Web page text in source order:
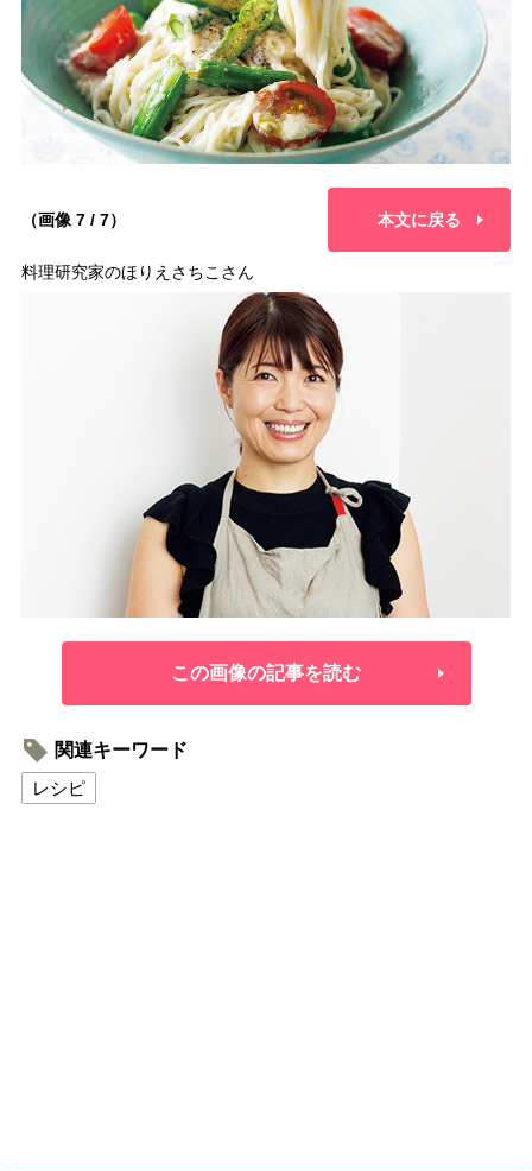
（画像 7 / 7） 本文に戻る
料理研究家のほりえさちこさん
この画像の記事を読む
関連キーワード
レシピ